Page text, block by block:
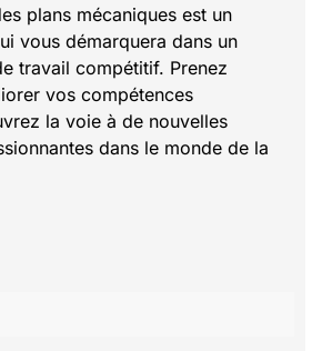
plans mécaniques est un
vous démarquera dans un
travail compétitif. Prenez
vos compétences
la voie à de nouvelles
dans le monde de la